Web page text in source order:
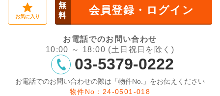
お気に入り
無
料
会員登録・ログイン
お電話でのお問い合わせ
10:00 ～ 18:00 (土日祝日を除く)
03-5379-0222
お電話でのお問い合わせの際は「物件No.」をお伝えください
物件No：24-0501-018